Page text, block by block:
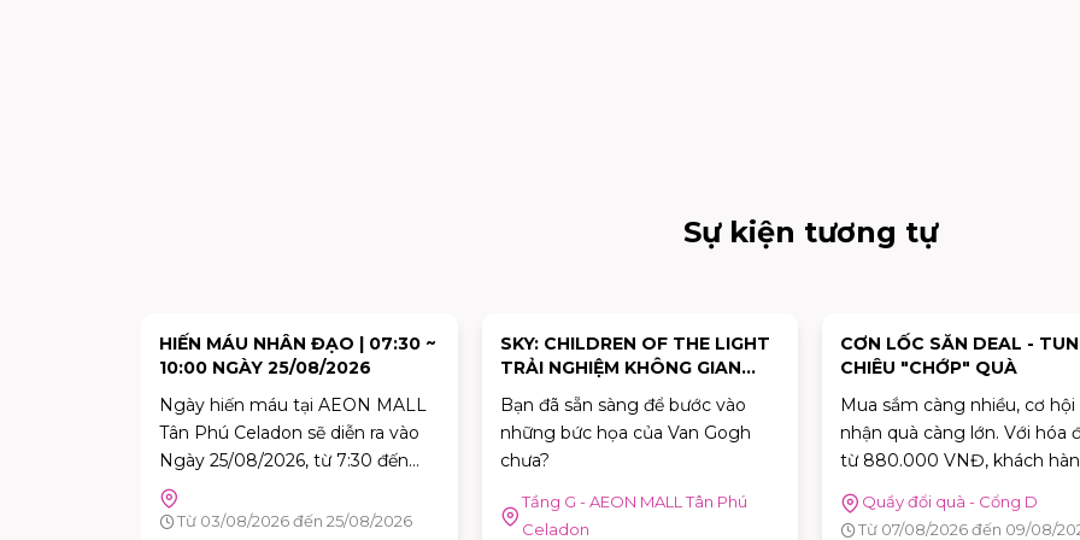
Sự kiện tương tự
HIẾN MÁU NHÂN ĐẠO | 07:30 ~
10:00 NGÀY 25/08/2026
Ngày hiến máu tại AEON MALL
Tân Phú Celadon sẽ diễn ra vào
Ngày 25/08/2026, từ 7:30 đến
10:00. Đây là dịp tuyệt vời để mỗi
người trong chúng ta góp phần
Từ 03/08/2026 đến 25/08/2026
SKY: CHILDREN OF THE LIGHT
TRẢI NGHIỆM KHÔNG GIAN
NGHỆ THUẬT "VAN GOGH
THƯƠNG MẾN"
Bạn đã sẵn sàng để bước vào
những bức họa của Van Gogh
chưa?
Tầng G - AEON MALL Tân Phú
Celadon
CƠN LỐC SĂN DEAL -
CHIÊU "CHỚP" QUÀ
Mua sắm càng nhiều, cơ hội
nhận quà càng lớn. Với hóa
từ 880.000 VNĐ, khách
được tham gia trò chơi "Cơn
Deal" để thử thách phản xạ,
Quầy đổi quà - Cổng D
Từ 07/08/2026 đến 09/08/